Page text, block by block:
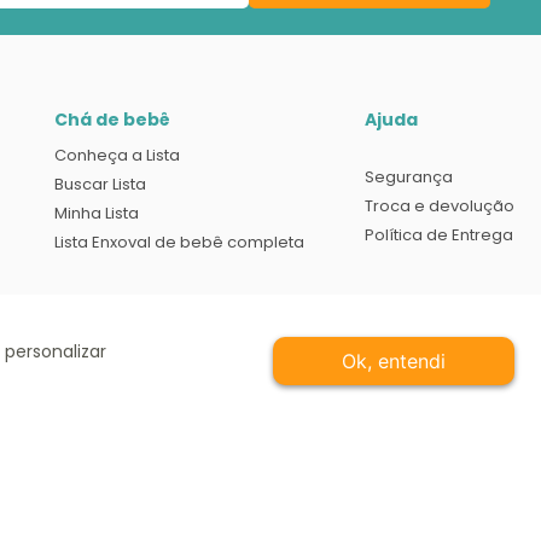
Ok, entendi
Chá de bebê
Conheça a Lista
Buscar Lista
Minha Lista
Lista Enxoval de bebê completa
Ajuda
Segurança
Troca e devolução
Política de Entrega